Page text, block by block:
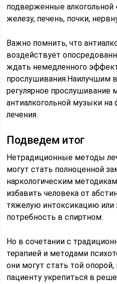
подверженные алкогольной
железу, печень, почки,
Важно помнить, что
воздействует
ждать немедленного
прослушивания.Наилучшим
регулярное
антиалкогольной музыки
лечения.
Подведем итог
Нетрадиционные методы
могут стать полноценной
наркологическим
избавить человека от
тяжелую интоксикацию или
потребность в спиртном.
Но в сочетании с
терапией и методами
они могут стать той
пациенту укрепиться в